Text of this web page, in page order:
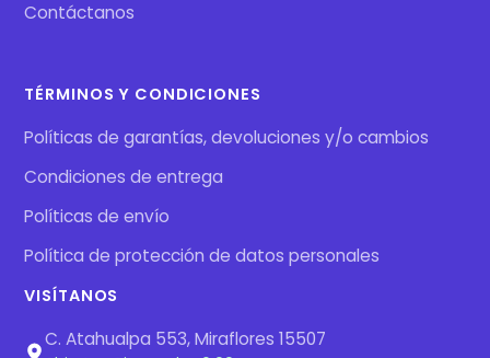
Contáctanos
TÉRMINOS Y CONDICIONES
Políticas de garantías, devoluciones y/o cambios
Condiciones de entrega
Políticas de envío
Política de protección de datos personales
VISÍTANOS
C. Atahualpa 553, Miraflores 15507